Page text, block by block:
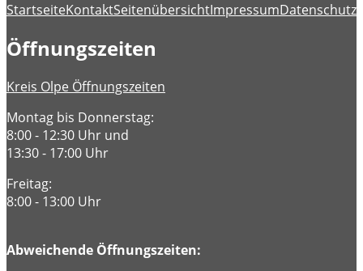
StartseiteKontaktSeitenübersichtImpressumDatenschutz
Öffnungszeiten
Kreis Olpe Öffnungszeiten
Montag bis Donnerstag:
8:00 - 12:30 Uhr und
13:30 - 17:00 Uhr
Freitag:
8:00 - 13:00 Uhr
Abweichende Öffnungszeiten: